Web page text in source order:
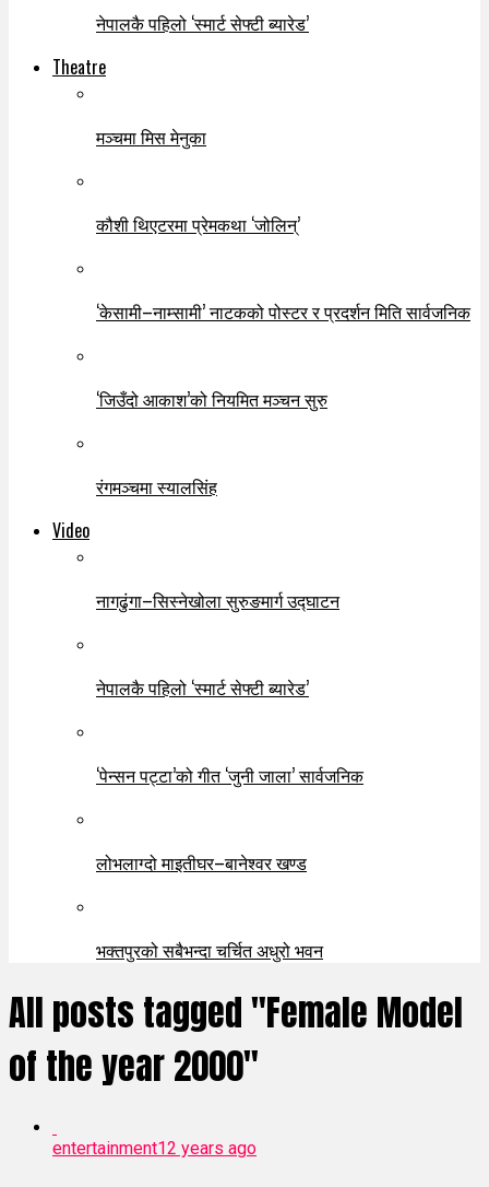
नेपालकै पहिलो ‘स्मार्ट सेफ्टी ब्यारेड’
Theatre
मञ्चमा मिस मेनुका
कौशी थिएटरमा प्रेमकथा ‘जोलिन्’
‘केसामी–नाम्सामी’ नाटकको पोस्टर र प्रदर्शन मिति सार्वजनिक
‘जिउँदो आकाश’को नियमित मञ्चन सुरु
रंगमञ्चमा स्यालसिंह
Video
नागढुंगा–सिस्नेखोला सुरुङमार्ग उद्घाटन
नेपालकै पहिलो ‘स्मार्ट सेफ्टी ब्यारेड’
‘पेन्सन पट्टा’को गीत ‘जुनी जाला’ सार्वजनिक
लोभलाग्दो माइतीघर–बानेश्वर खण्ड
भक्तपुरको सबैभन्दा चर्चित अधुरो भवन
All posts tagged "Female Model
of the year 2000"
entertainment12 years ago